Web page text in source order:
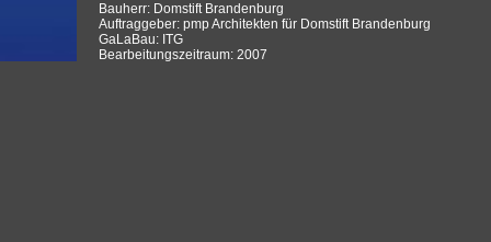
Bauherr: Domstift Brandenburg
Auftraggeber: pmp Architekten für Domstift Brandenburg
GaLaBau: ITG
Bearbeitungszeitraum: 2007